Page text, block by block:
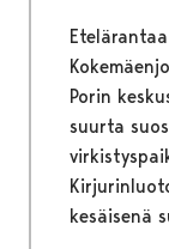
Porin
suurta
kesäisenä